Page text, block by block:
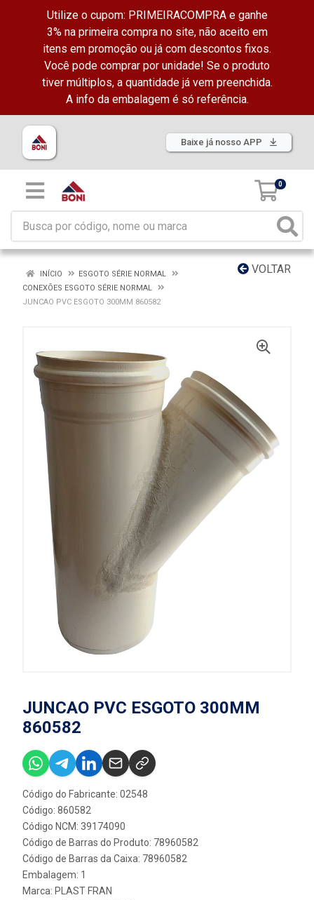
Utilize o cupom: PRIMEIRACOMPRA e ganhe
3% na primeira compra no site, não aceito em
itens em promoção ou já com descontos fixos.
Você pode comprar por unidade! Se o produto
tiver múltiplos, a quantidade já vem preenchida.
A info da embalagem é só referência.
Baixe já nosso APP
0
VOLTAR
INÍCIO
ESGOTO SÉRIE NORMAL
CONEXÕES ESGOTO SÉRIE NORMAL
JUNCAO PVC ESGOTO 300MM 860582
JUNCAO PVC ESGOTO 300MM
860582
Código do Fabricante: 02548
Código: 860582
Código NCM: 39174090
Código de Barras do Produto: 78960582
Código de Barras da Caixa: 78960582
Embalagem: 1
Marca: PLAST FRAN